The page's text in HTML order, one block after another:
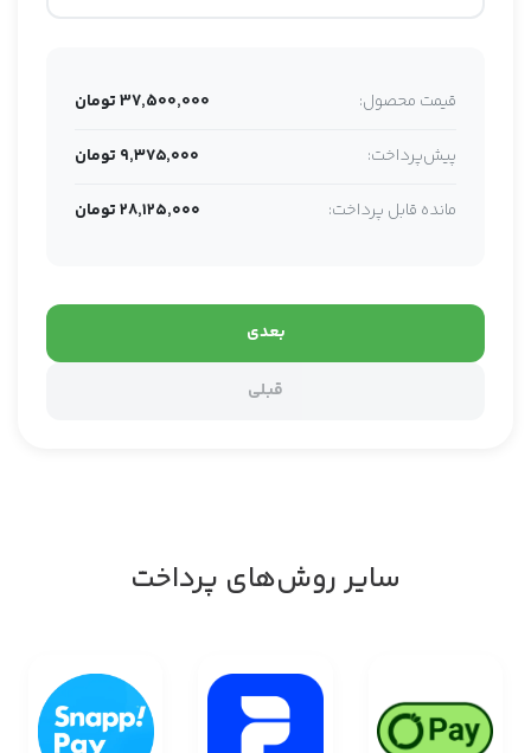
قیمت محصول:
پیش‌پرداخت: ۹,۳۷۵,۰۰۰ تومان
مانده قابل پرداخت: ۲۸,۱۲۵,۰۰۰ تومان
قبلی
بعدی
سایر روش‌های پرداخت